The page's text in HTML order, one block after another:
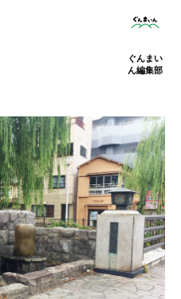
ぐんまい
ん編集部